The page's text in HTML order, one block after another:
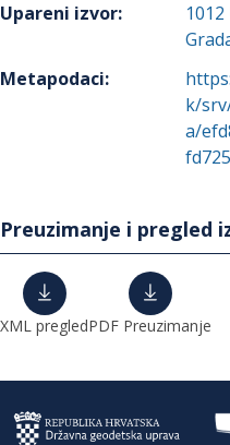
Upareni izvor: 1012
Metapodaci:
k/
a/
fd725
Preuzimanje i pregled
XML pregledPDF Preuzimanje